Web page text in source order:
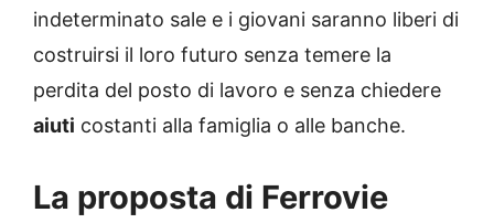
indeterminato sale e i giovani saranno liberi di
costruirsi il loro futuro senza temere la
perdita del posto di lavoro e senza chiedere
aiuti costanti alla famiglia o alle banche.
La proposta di Ferrovie